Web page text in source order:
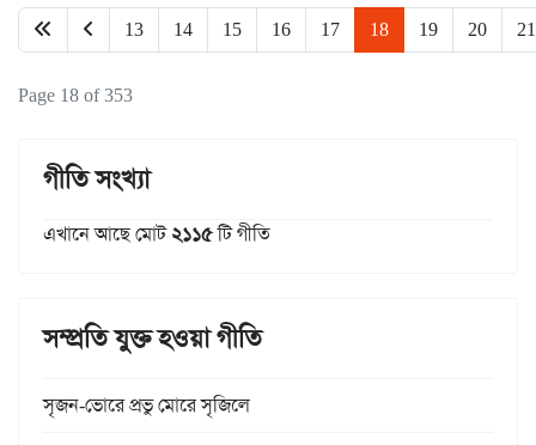
13 14 15 16 17 18 19 20 21
Page 18 of 353
গীতি সংখ্যা
এখানে আছে মোট২১১৫টি গীতি
সম্প্রতি যুক্ত হওয়া গীতি
সৃজন-ভোরে প্রভু মোরে সৃজিলে